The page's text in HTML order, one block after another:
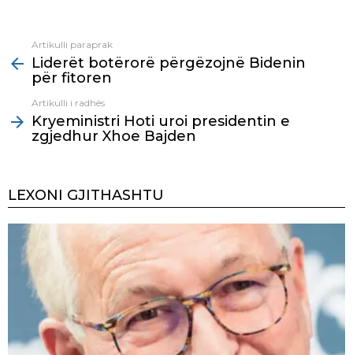
more
Artikulli paraprak
Liderët botërorë përgëzojnë Bidenin
për fitoren
Artikulli i radhës
Kryeministri Hoti uroi presidentin e
zgjedhur Xhoe Bajden
LEXONI GJITHASHTU